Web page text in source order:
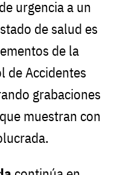
urgencia a un
de salud es
de la
de Accidentes
grabaciones
muestran con